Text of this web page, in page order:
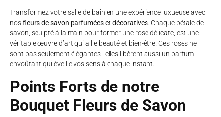
Transformez votre salle de bain en une expérience luxueuse avec
nosfleurs de savon parfumées et décoratives . Chaque pétale de
savon, sculpté à la main pour former une rose délicate, est une
véritable œuvre d’art qui allie beauté et bien-être. Ces roses ne
sont pas seulement élégantes : elles libèrent aussi un parfum
envoûtant qui éveille vos sens à chaque instant.
Points Forts de notre
Bouquet Fleurs de Savon